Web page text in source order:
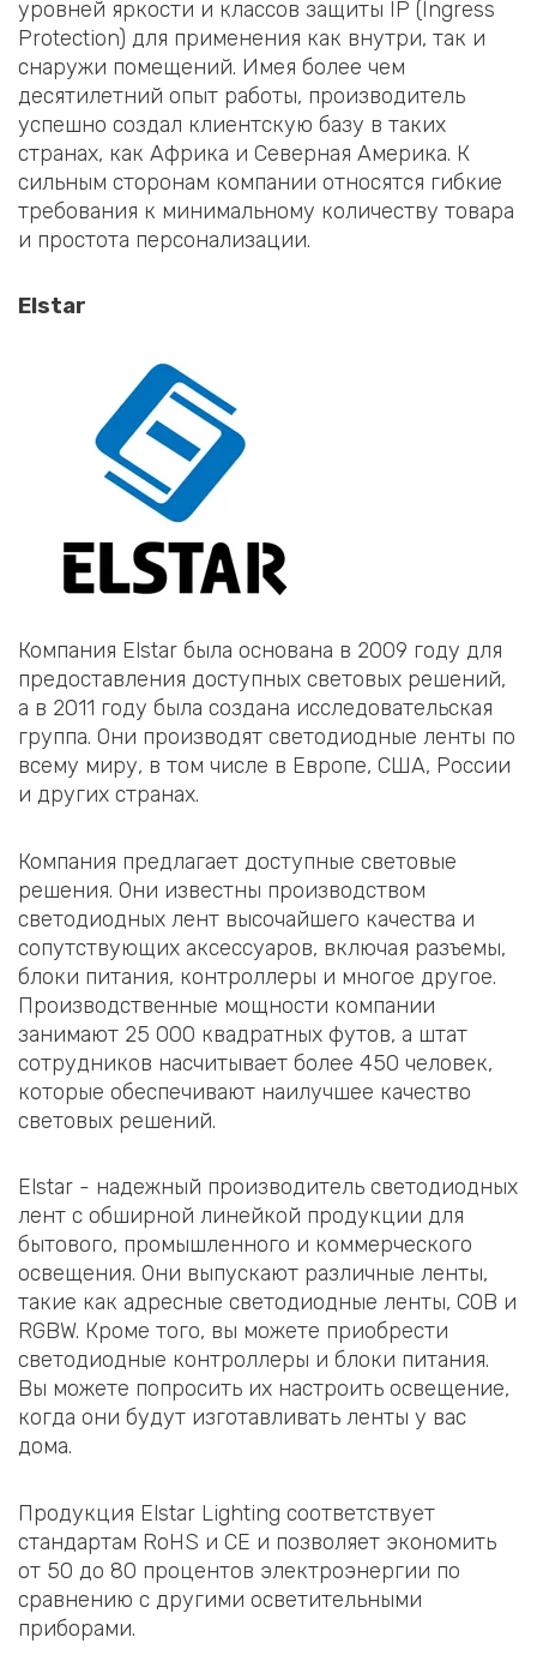
уровней яркости и классов защиты IP (Ingress
Protection) для применения как внутри, так и
снаружи помещений. Имея более чем
десятилетний опыт работы, производитель
успешно создал клиентскую базу в таких
странах, как Африка и Северная Америка. К
сильным сторонам компании относятся гибкие
требования к минимальному количеству товара
и простота персонализации.
Elstar
Компания Elstar была основана в 2009 году для
предоставления доступных световых решений,
а в 2011 году была создана исследовательская
группа. Они производят светодиодные ленты по
всему миру, в том числе в Европе, США, России
и других странах.
Компания предлагает доступные световые
решения. Они известны производством
светодиодных лент высочайшего качества и
сопутствующих аксессуаров, включая разъемы,
блоки питания, контроллеры и многое другое.
Производственные мощности компании
занимают 25 000 квадратных футов, а штат
сотрудников насчитывает более 450 человек,
которые обеспечивают наилучшее качество
световых решений.
Elstar - надежный производитель светодиодных
лент с обширной линейкой продукции для
бытового, промышленного и коммерческого
освещения. Они выпускают различные ленты,
такие как адресные светодиодные ленты, COB и
RGBW. Кроме того, вы можете приобрести
светодиодные контроллеры и блоки питания.
Вы можете попросить их настроить освещение,
когда они будут изготавливать ленты у вас
дома.
Продукция Elstar Lighting соответствует
стандартам RoHS и CE и позволяет экономить
от 50 до 80 процентов электроэнергии по
сравнению с другими осветительными
приборами.